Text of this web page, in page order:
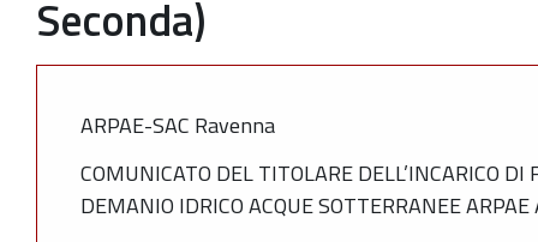
Seconda)
ARPAE-SAC Ravenna
COMUNICATO DEL TITOLARE DELL’INCARICO
DEMANIO IDRICO ACQUE SOTTERRANEE